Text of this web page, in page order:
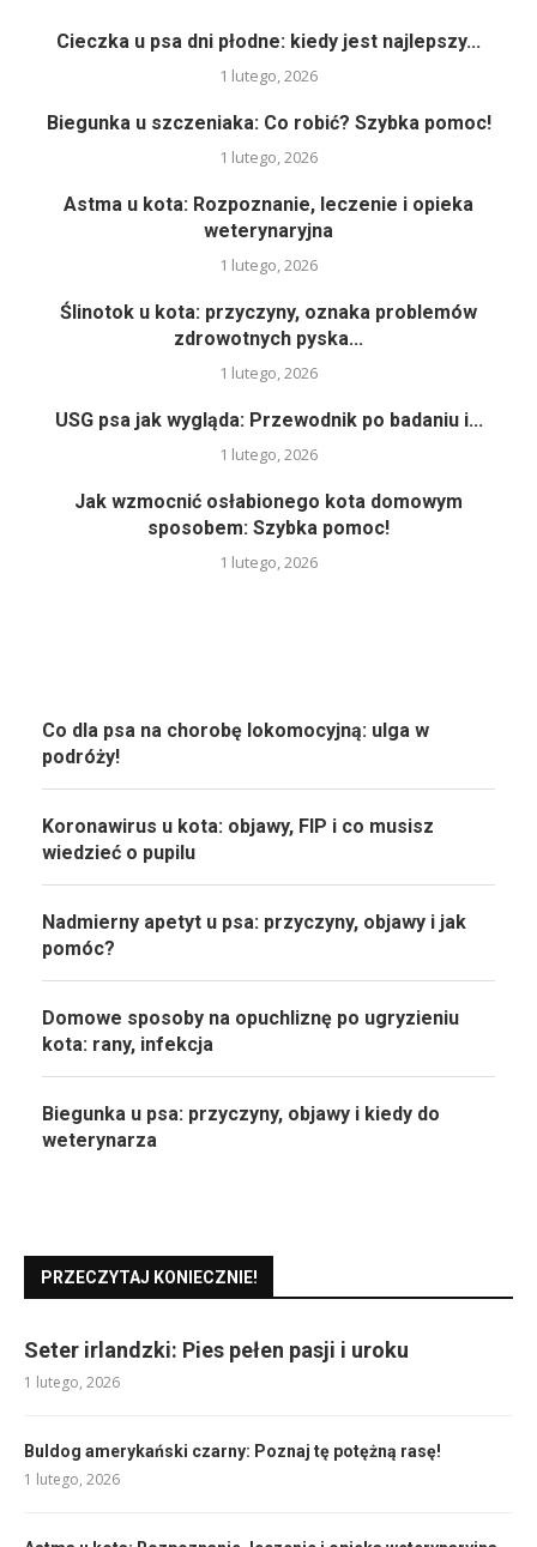
Cieczka u psa dni płodne: kiedy jest najlepszy...
1 lutego, 2026
Biegunka u szczeniaka: Co robić? Szybka pomoc!
1 lutego, 2026
Astma u kota: Rozpoznanie, leczenie i opieka
weterynaryjna
1 lutego, 2026
Ślinotok u kota: przyczyny, oznaka problemów
zdrowotnych pyska...
1 lutego, 2026
USG psa jak wygląda: Przewodnik po badaniu i...
1 lutego, 2026
Jak wzmocnić osłabionego kota domowym
sposobem: Szybka pomoc!
1 lutego, 2026
Co dla psa na chorobę lokomocyjną: ulga w
podróży!
Koronawirus u kota: objawy, FIP i co musisz
wiedzieć o pupilu
Nadmierny apetyt u psa: przyczyny, objawy i jak
pomóc?
Domowe sposoby na opuchliznę po ugryzieniu
kota: rany, infekcja
Biegunka u psa: przyczyny, objawy i kiedy do
weterynarza
PRZECZYTAJ KONIECZNIE!
Seter irlandzki: Pies pełen pasji i uroku
1 lutego, 2026
Buldog amerykański czarny: Poznaj tę potężną rasę!
1 lutego, 2026